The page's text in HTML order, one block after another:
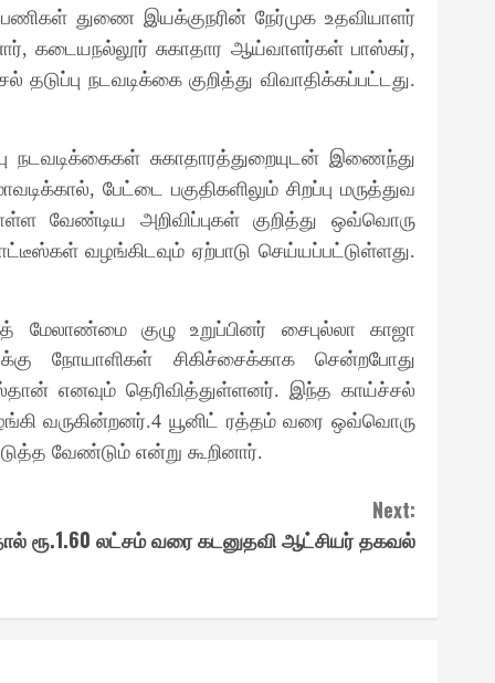
பணிகள் துணை இயக்குநரின் நேர்முக உதவியாளர்
, கடையநல்லூர் சுகாதார ஆய்வாளர்கள் பாஸ்கர்,
நடவடிக்கை குறித்து விவாதிக்கப்பட்டது.
நடவடிக்கைகள் சுகாதாரத்துறையுடன் இணைந்து
, பேட்டை பகுதிகளிலும் சிறப்பு மருத்துவ
வேண்டிய அறிவிப்புகள் குறித்து ஒவ்வொரு
வழங்கிடவும் ஏற்பாடு செய்யப்பட்டுள்ளது.
குழு உறுப்பினர் சைபுல்லா காஜா
நோயாளிகள் சிகிச்சைக்காக சென்றபோது
எனவும் தெரிவித்துள்ளனர். இந்த காய்ச்சல்
வருகின்றனர்.4யூனிட் ரத்தம் வரை ஒவ்வொரு
வேண்டும் என்று கூறினார்.
Next:
ரூ.1.60 லட்சம் வரை கடனுதவி ஆட்சியர் தகவல்